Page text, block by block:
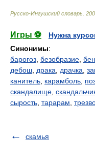
Русско-Ингушский словарь
Игры ⚽
Нужна
Синонимы:
барогоз безобразие
дебош драка драчка
канитель карамболь
скандалище
сырость тарарам
скамья